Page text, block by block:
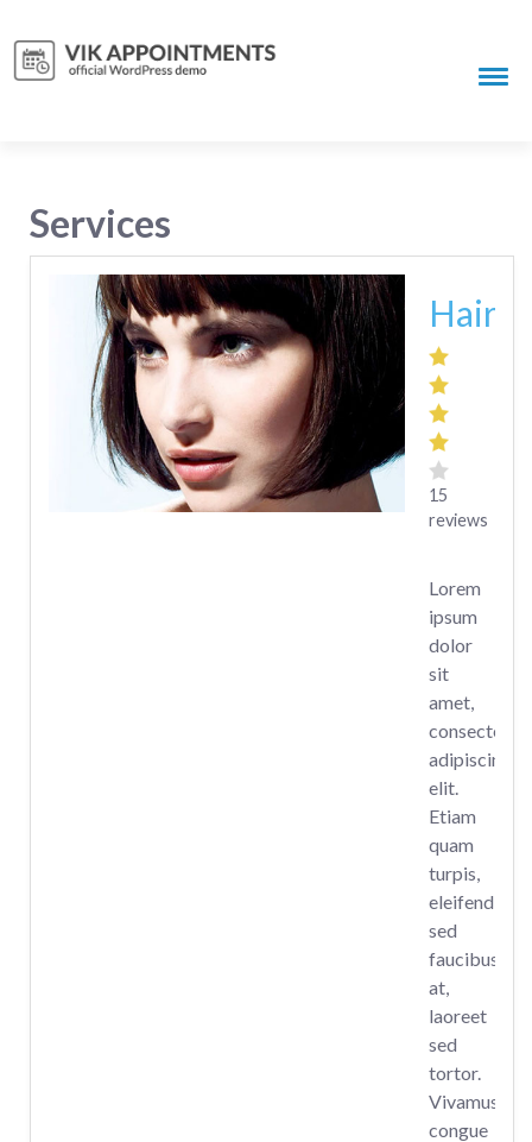
Services
15
reviews
Lorem
ipsum
dolor
sit
amet,
consectetur
adipiscing
elit.
Etiam
quam
turpis,
eleifend
sed
faucibus
at,
laoreet
sed
tortor.
Vivamus
congue